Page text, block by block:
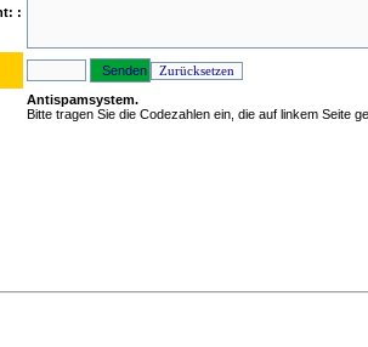
:
Antispamsystem.
Bitte tragen Sie die Codezahlen ein, die auf linkem Seite